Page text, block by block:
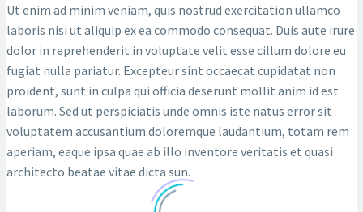
Ut enim ad minim veniam, quis nostrud exercitation ullamco
laboris nisi ut aliquip ex ea commodo consequat. Duis aute irure
dolor in reprehenderit in voluptate velit esse cillum dolore eu
fugiat nulla pariatur. Excepteur sint occaecat cupidatat non
proident, sunt in culpa qui officia deserunt mollit anim id est
laborum. Sed ut perspiciatis unde omnis iste natus error sit
voluptatem accusantium doloremque laudantium, totam rem
aperiam, eaque ipsa quae ab illo inventore veritatis et quasi
architecto beatae vitae dicta sun.